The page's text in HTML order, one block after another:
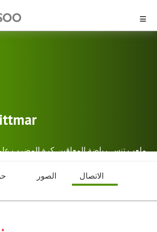
ملعب تنس,رياضة المعاقين,كرة المضرب
الصور الاتصال